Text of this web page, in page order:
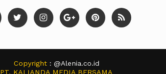
Copyright: @Alenia.co.id
PT. KALIANDA MEDIA BERSAMA